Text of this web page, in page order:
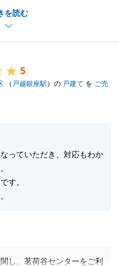
を読む
けたおかげで、スムーズに
ております。
5
（ 戸越銀座駅）の 戸建て を ご売
っていただき、対応もわか
す。
し、茗荷谷センターをご利